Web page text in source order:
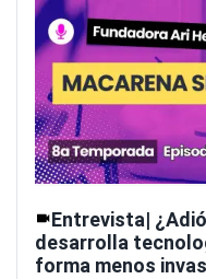
Entrevista|
desarrolla
forma menos